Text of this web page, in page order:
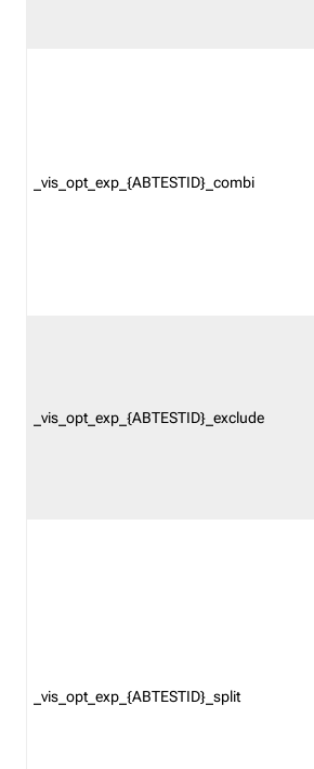
_vis_opt_exp_{ABTESTID}_combi
_vis_opt_exp_{ABTESTID}_exclude
_vis_opt_exp_{ABTESTID}_split